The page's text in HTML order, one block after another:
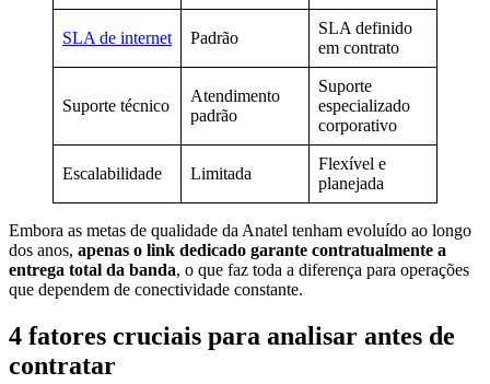
SLA de internet Padrão
SLA definido
em contrato
Suporte técnico
Atendimento
padrão
Suporte
especializado
corporativo
Escalabilidade Limitada
Flexível e
planejada
Embora as metas de qualidade da Anatel tenham evoluído ao longo
dos anos, apenas o link dedicado garante contratualmente a
entrega total da banda, o que faz toda a diferença para operações
que dependem de conectividade constante.
4 fatores cruciais para analisar antes de
contratar